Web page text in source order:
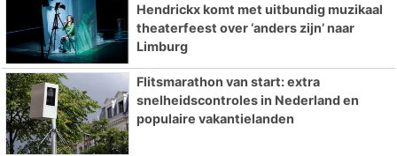
Hendrickx komt met uitbundig muzikaal
theaterfeest over ‘anders zijn’ naar
Limburg
Flitsmarathon van start: extra
snelheidscontroles in Nederland en
populaire vakantielanden